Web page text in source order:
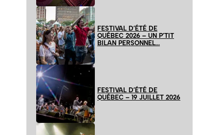
FESTIVAL D’ÉTÉ DE
QUÉBEC 2026 – UN P’TIT
BILAN PERSONNEL…
FESTIVAL D’ÉTÉ DE
QUÉBEC – 19 JUILLET 2026